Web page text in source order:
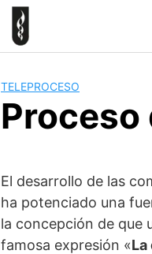
TELEPROCESO
El desarrollo de las
ha potenciado una
la concepción de que
famosa expresión «La